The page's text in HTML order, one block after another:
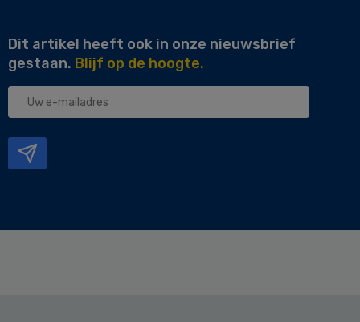
Dit artikel heeft ook in onze nieuwsbrief
gestaan. Blijf op de hoogte.
Uw